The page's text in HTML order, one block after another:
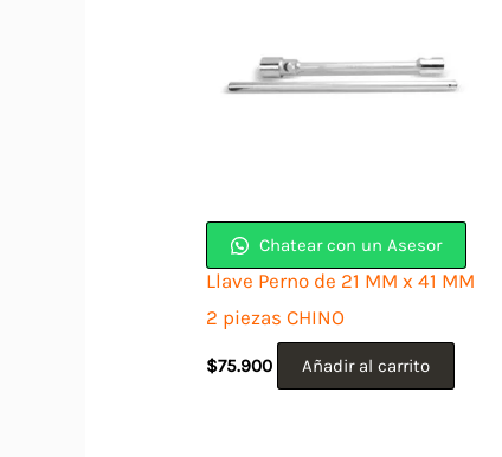
Chatear con un Asesor
Llave Perno de 21 MM x 41 MM
2 piezas CHINO
$75.900 Añadir al carrito